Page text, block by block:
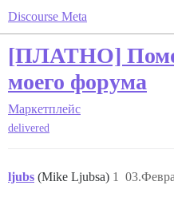
Discourse Meta
[ПЛАТНО]
моего форума
Маркетплейс
delivered
ljubs (Mike Ljubsa) 1